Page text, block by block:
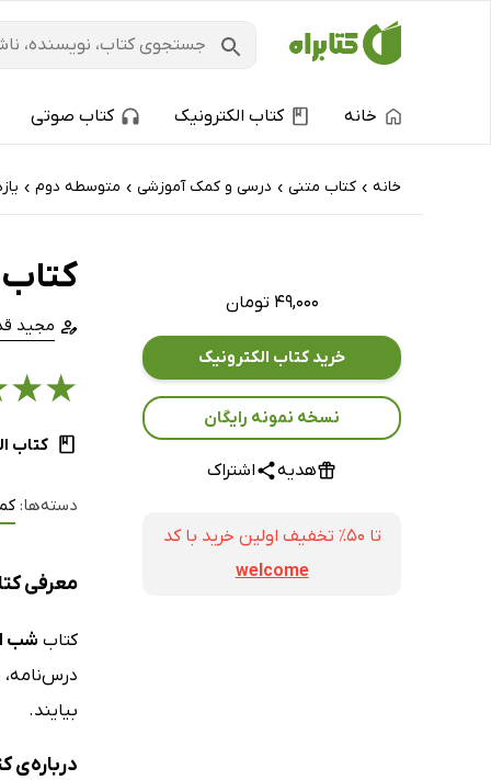
خانه کتاب الکترونیک کتاب صوتی
خانه › کتاب‌ متنی › درسی و کمک آموزشی › متوسطه دوم ›
۴۹,۰۰۰ تومان
خرید کتاب الکترونیک
نسخه نمونه رایگان
هدیه اشتراک
تا ۵۰٪ تخفیف اولین خرید با کد
welcome
کتاب
مجید
★
★
کتاب
دسته‌ها:
معرفی کتاب
کتاب شب
بیایند.
درباره‌ی